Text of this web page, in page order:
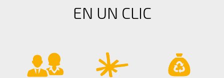
EN UN CLIC